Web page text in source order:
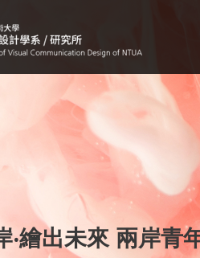
‧繪出未來 兩岸青